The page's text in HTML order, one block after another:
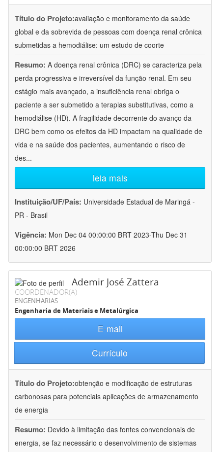
Título do Projeto:avaliação e monitoramento da saúde
global e da sobrevida de pessoas com doença renal crônica
submetidas a hemodiálise: um estudo de coorte
Resumo: A doença renal crônica (DRC) se caracteriza pela
perda progressiva e irreversível da função renal. Em seu
estágio mais avançado, a insuficiência renal obriga o
paciente a ser submetido a terapias substitutivas, como a
hemodiálise (HD). A fragilidade decorrente do avanço da
DRC bem como os efeitos da HD impactam na qualidade de
vida e na saúde dos pacientes, aumentando o risco de
des...
leia mais
Instituição/UF/País: Universidade Estadual de Maringá -
PR - Brasil
Vigência: Mon Dec 04 00:00:00 BRT 2023-Thu Dec 31
00:00:00 BRT 2026
Ademir José Zattera
COORDENADOR(A)
ENGENHARIAS
Engenharia de Materiais e Metalúrgica
E-mail
Currículo
Título do Projeto:obtenção e modificação de estruturas
carbonosas para potenciais aplicações de armazenamento
de energia
Resumo: Devido à limitação das fontes convencionais de
energia, se faz necessário o desenvolvimento de sistemas